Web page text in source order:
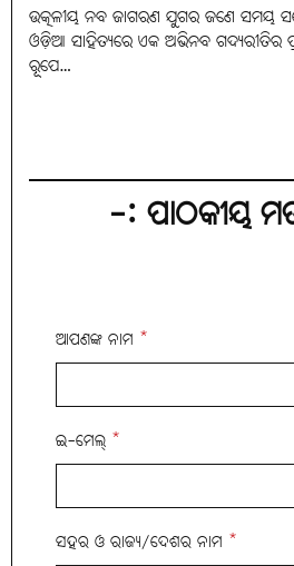
ଉତ୍କଳୀୟ ନବ ଜାଗରଣ ଯୁଗର ଜଣେ ସମୟ
ଓଡ଼ିଆ ସାହିତ୍ୟରେ ଏକ ଅଭିନବ ଗଦ୍ୟରୀତିର
ରୂପେ…
-: ପାଠକୀୟ
ଆପଣଙ୍କ ନାମ *
ଇ-ମେଲ୍ *
ସହର ଓ ରାଜ୍ୟ/ଦେଶର ନାମ *